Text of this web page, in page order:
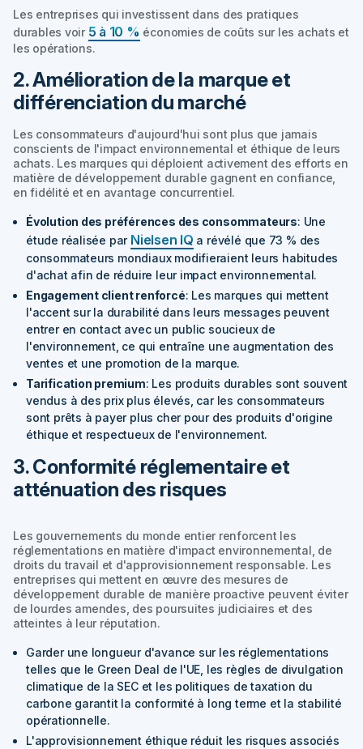
Les entreprises qui investissent dans des pratiques
durables voir 5 à 10 % économies de coûts sur les achats et
les opérations.
2. Amélioration de la marque et
différenciation du marché
Les consommateurs d'aujourd'hui sont plus que jamais
conscients de l'impact environnemental et éthique de leurs
achats. Les marques qui déploient activement des efforts en
matière de développement durable gagnent en confiance,
en fidélité et en avantage concurrentiel.
Évolution des préférences des consommateurs: Une
étude réalisée par Nielsen IQ a révélé que 73 % des
consommateurs mondiaux modifieraient leurs habitudes
d'achat afin de réduire leur impact environnemental.
Engagement client renforcé: Les marques qui mettent
l'accent sur la durabilité dans leurs messages peuvent
entrer en contact avec un public soucieux de
l'environnement, ce qui entraîne une augmentation des
ventes et une promotion de la marque.
Tarification premium: Les produits durables sont souvent
vendus à des prix plus élevés, car les consommateurs
sont prêts à payer plus cher pour des produits d'origine
éthique et respectueux de l'environnement.
3. Conformité réglementaire et
atténuation des risques
Les gouvernements du monde entier renforcent les
réglementations en matière d'impact environnemental, de
droits du travail et d'approvisionnement responsable. Les
entreprises qui mettent en œuvre des mesures de
développement durable de manière proactive peuvent éviter
de lourdes amendes, des poursuites judiciaires et des
atteintes à leur réputation.
Garder une longueur d'avance sur les réglementations
telles que le Green Deal de l'UE, les règles de divulgation
climatique de la SEC et les politiques de taxation du
carbone garantit la conformité à long terme et la stabilité
opérationnelle.
L'approvisionnement éthique réduit les risques associés